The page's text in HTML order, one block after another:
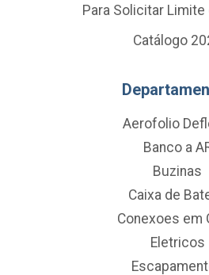
Para Solicitar
Catálogo
Aerofolio
Banco a
Buzinas
Caixa de
Conexoes em
Eletricos